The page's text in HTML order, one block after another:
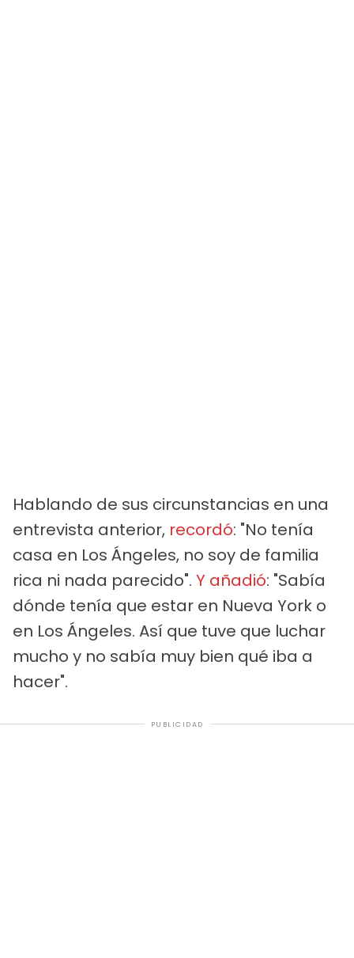
Hablando de sus circunstancias en una
entrevista anterior, recordó: "No tenía
casa en Los Ángeles, no soy de familia
rica ni nada parecido". Y añadió: "Sabía
dónde tenía que estar en Nueva York o
en Los Ángeles. Así que tuve que luchar
mucho y no sabía muy bien qué iba a
hacer".
PUBLICIDAD